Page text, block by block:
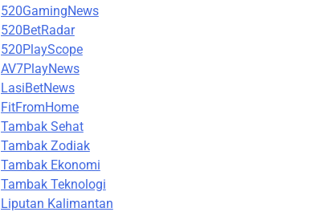
520GamingNews
520BetRadar
520PlayScope
AV7PlayNews
LasiBetNews
FitFromHome
Tambak Sehat
Tambak Zodiak
Tambak Ekonomi
Tambak Teknologi
Liputan Kalimantan